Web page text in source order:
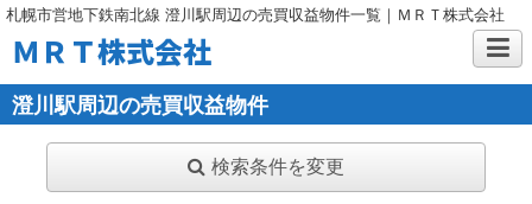
札幌市営地下鉄南北線 澄川駅周辺の売買収益物件一覧｜ＭＲＴ株式会社
ＭＲＴ株式会社
澄川駅周辺の売買収益物件
検索条件を変更